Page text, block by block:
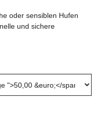
oder sensiblen Hufen
und sichere